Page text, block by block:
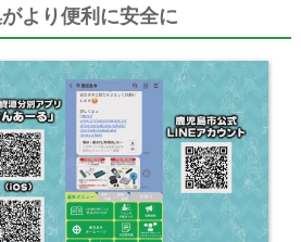
より便利に安全に